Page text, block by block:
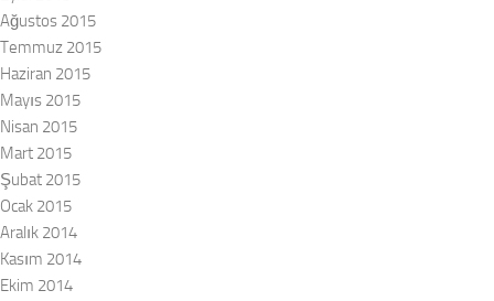
Ağustos 2015
Temmuz 2015
Haziran 2015
Mayıs 2015
Nisan 2015
Mart 2015
Şubat 2015
Ocak 2015
Aralık 2014
Kasım 2014
Ekim 2014